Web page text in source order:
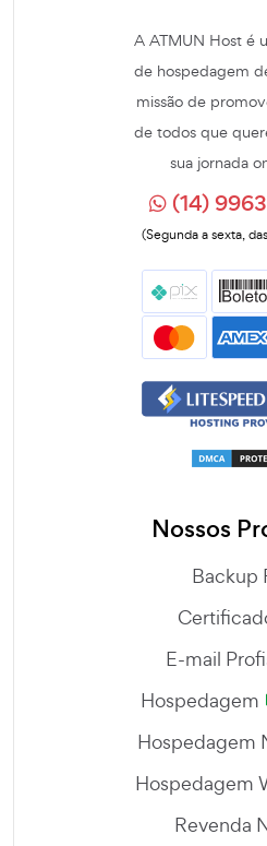
A ATMUN Host é
de hospedagem
missão de
de todos que
sua jornada
(14)
(Segunda a sexta,
Nossos
Backup
E-mail
Hospedagem
Hospedagem
Hospedagem
Revenda